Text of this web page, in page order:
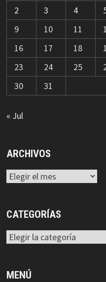
2
3 4
9
10 11
16
17 18
23
24 25
30
31
« Jul
ARCHIVOS
Archivos
CATEGORÍAS
Categorías
MENÚ